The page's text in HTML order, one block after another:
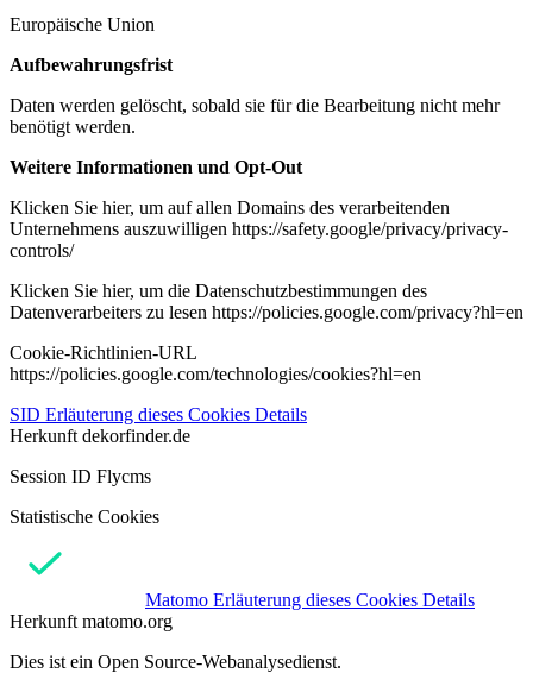
Europäische Union
Aufbewahrungsfrist
Daten werden gelöscht, sobald sie für die Bearbeitung nicht mehr
benötigt werden.
Weitere Informationen und Opt-Out
Klicken Sie hier, um auf allen Domains des verarbeitenden
Unternehmens auszuwilligen https://safety.google/privacy/privacy-
controls/
Klicken Sie hier, um die Datenschutzbestimmungen des
Datenverarbeiters zu lesen https://policies.google.com/privacy?hl=en
Cookie-Richtlinien-URL
https://policies.google.com/technologies/cookies?hl=en
SID Erläuterung dieses Cookies Details
Herkunft dekorfinder.de
Session ID Flycms
Statistische Cookies
Matomo Erläuterung dieses Cookies Details
Herkunft matomo.org
Dies ist ein Open Source-Webanalysedienst.